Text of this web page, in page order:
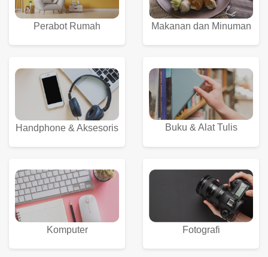
Perabot Rumah Makanan dan Minuman
Handphone & Aksesoris Buku & Alat Tulis
Komputer Fotografi